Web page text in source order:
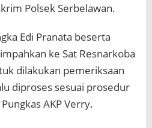
Polsek Serbelawan.
Edi Pranata beserta
ke Sat Resnarkoba
dilakukan pemeriksaan
diproses sesuai prosedur
AKP Verry.